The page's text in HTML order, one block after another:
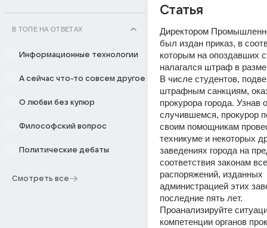
В ТОПЕ НА ОТВЕТАХ
Информационные технологии
А сейчас что-то совсем другое
О любви без купюр
Философский вопрос
Политические дебаты
Смотреть все
Статья
Директором
был издан приказ, в
которым на опоздавших
налагался штраф в
В числе студентов,
штрафным санкциям,
прокурора города. Узнав о
случившемся, прокурор
своим помощникам
техникуме и некоторых
заведениях города на
соответствия законам
распоряжений, изданных
администрацией этих
последние пять лет.
Проанализируйте
компетенции органов